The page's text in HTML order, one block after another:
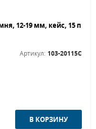
Артикул: 103-20115C